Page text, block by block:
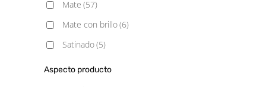
Mate (57)
Mate con brillo(6)
Satinado(5)
Aspecto producto